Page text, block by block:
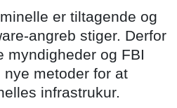
er tiltagende og
angreb stiger. Derfor
myndigheder og FBI
metoder for at
infrastrukur.